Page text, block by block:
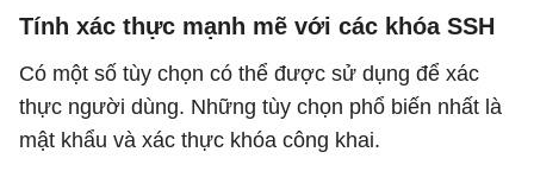
Tính xác thực mạnh mẽ với các khóa SSH
Có một số tùy chọn có thể được sử dụng để xác
thực người dùng. Những tùy chọn phổ biến nhất là
mật khẩu và xác thực khóa công khai.